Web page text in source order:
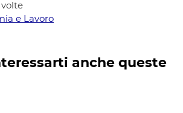
volte
e Lavoro
anche queste